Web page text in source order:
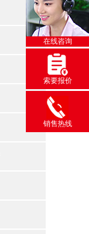
在线咨询
索要报价
销售热线